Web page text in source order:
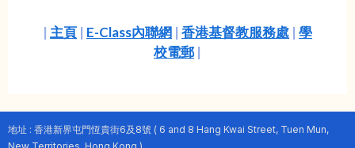
| 主頁 | E-Class內聯網 | 香港基督教服務處 | 學
校電郵 |
地址 : 香港新界屯門恆貴街6及8號 ( 6 and 8 Hang Kwai Street, Tuen Mun,